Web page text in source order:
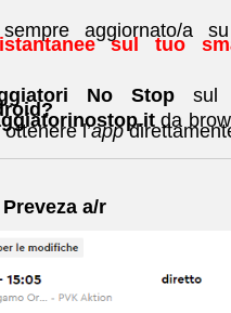
aggiornato/a
sul tuo
No Stopsul
da
l’app
a/r